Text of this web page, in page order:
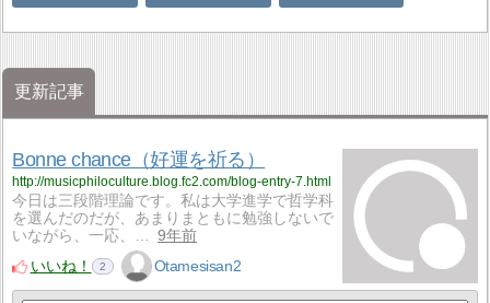
更新記事
Bonne chance（好運を祈る）
http://musicphiloculture.blog.fc2.com/blog-entry-7.html
今日は三段階理論です。私は大学進学で哲学科
を選んだのだが、あまりまともに勉強しないで
いながら、一応、…
9年前
いいね！
2 Otamesisan2